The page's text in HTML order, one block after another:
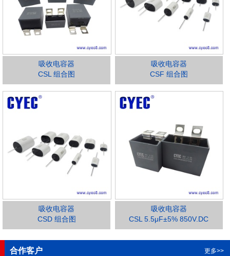
吸收电容器
CSL 组合图
吸收电容器
CSF 组合图
吸收电容器
CSD 组合图
吸收电容器
CSL 5.5μF±5% 850V.DC
合作客户 更多>>